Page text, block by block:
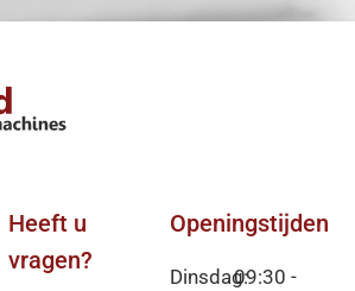
Heeft u
vragen?
Openingstijden
Dinsdag:09:30 -